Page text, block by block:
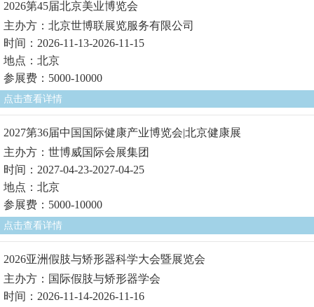
2026第45届北京美业博览会
主办方：北京世博联展览服务有限公司
时间：2026-11-13-2026-11-15
地点：北京
参展费：5000-10000
点击查看详情
2027第36届中国国际健康产业博览会|北京健康展
主办方：世博威国际会展集团
时间：2027-04-23-2027-04-25
地点：北京
参展费：5000-10000
点击查看详情
2026亚洲假肢与矫形器科学大会暨展览会
主办方：国际假肢与矫形器学会
时间：2026-11-14-2026-11-16